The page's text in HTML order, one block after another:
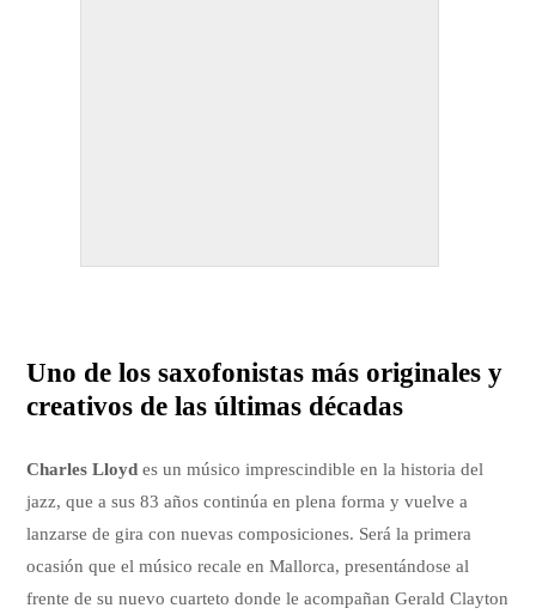
Uno de los saxofonistas más originales y
creativos de las últimas décadas
Charles Lloyd es un músico imprescindible en la historia del
jazz, que a sus 83 años continúa en plena forma y vuelve a
lanzarse de gira con nuevas composiciones. Será la primera
ocasión que el músico recale en Mallorca, presentándose al
frente de su nuevo cuarteto donde le acompañan Gerald Clayton